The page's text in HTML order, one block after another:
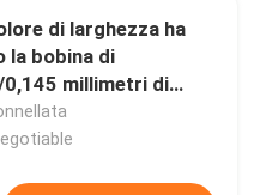
di larghezza ha
la bobina di
0,145 millimetri di
blu della